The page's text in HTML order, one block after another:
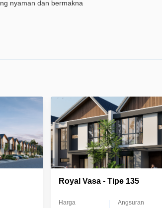
nyaman dan bermakna
Royal Vasa - Tipe 135
Harga
Angsuran